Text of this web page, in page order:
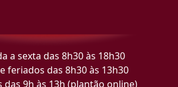
a sexta das 8h30 às 18h30
feriados das 8h30 às 13h30
das 9h às 13h (plantão online)